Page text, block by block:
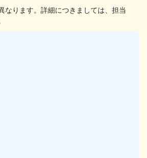
なります。詳細につきましては、担当